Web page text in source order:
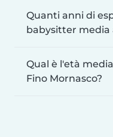
Quanti anni di
babysitter media
Qual è l'età
Fino Mornasco?